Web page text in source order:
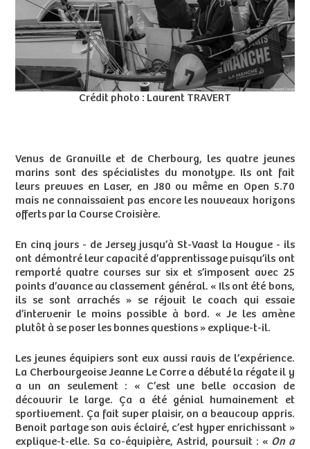
Crédit photo : Laurent TRAVERT
Venus de Granville et de Cherbourg, les quatre jeunes
marins sont des spécialistes du monotype. Ils ont fait
leurs preuves en Laser, en J80 ou même en Open 5.70
mais ne connaissaient pas encore les nouveaux horizons
offerts par la Course Croisière.
En cinq jours - de Jersey jusqu’à St-Vaast la Hougue - ils
ont démontré leur capacité d’apprentissage puisqu’ils ont
remporté quatre courses sur six et s’imposent avec 25
points d’avance au classement général. « Ils ont été bons,
ils se sont arrachés » se réjouit le coach qui essaie
d’intervenir le moins possible à bord. « Je les amène
plutôt à se poser les bonnes questions » explique-t-il.
Les jeunes équipiers sont eux aussi ravis de l’expérience.
La Cherbourgeoise Jeanne Le Corre a débuté la régate il y
a un an seulement : « C’est une belle occasion de
découvrir le large. Ça a été génial humainement et
sportivement. Ça fait super plaisir, on a beaucoup appris.
Benoit partage son avis éclairé, c’est hyper enrichissant »
explique-t-elle. Sa co-équipière, Astrid, poursuit : « On a